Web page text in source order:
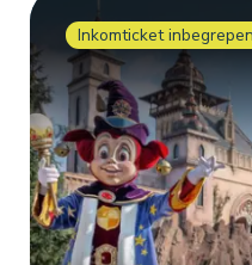
Inkomticket